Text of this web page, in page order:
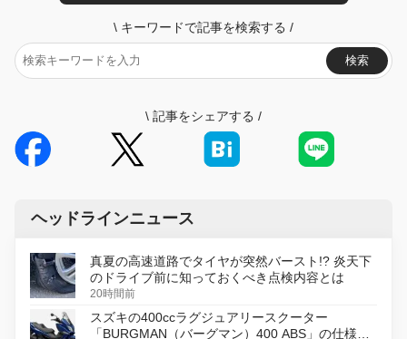
\ キーワードで記事を検索する /
検索
\ 記事をシェアする /
ヘッドラインニュース
真夏の高速道路でタイヤが突然バースト!? 炎天下
のドライブ前に知っておくべき点検内容とは
20時間前
スズキの400ccラグジュアリースクーター
「BURGMAN（バーグマン）400 ABS」の仕様を